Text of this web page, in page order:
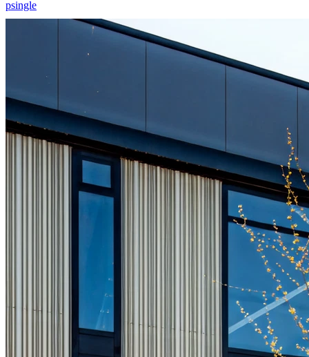
psingle